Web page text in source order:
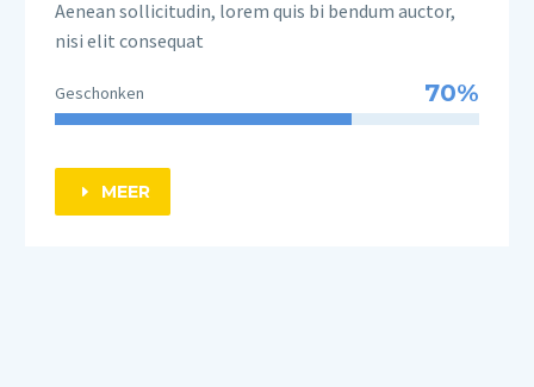
Aenean sollicitudin, lorem quis bi bendum auctor,
nisi elit consequat
Geschonken 70%
E MEER